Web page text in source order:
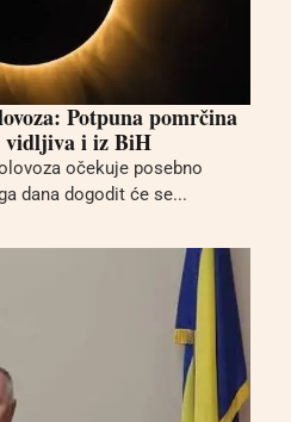
Potpuna pomrčina
vidljiva i iz BiH
očekuje posebno
dana dogodit će se...